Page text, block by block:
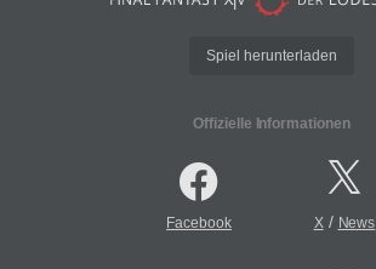
Spiel herunterladen
Offizielle Informationen
Facebook X/ News